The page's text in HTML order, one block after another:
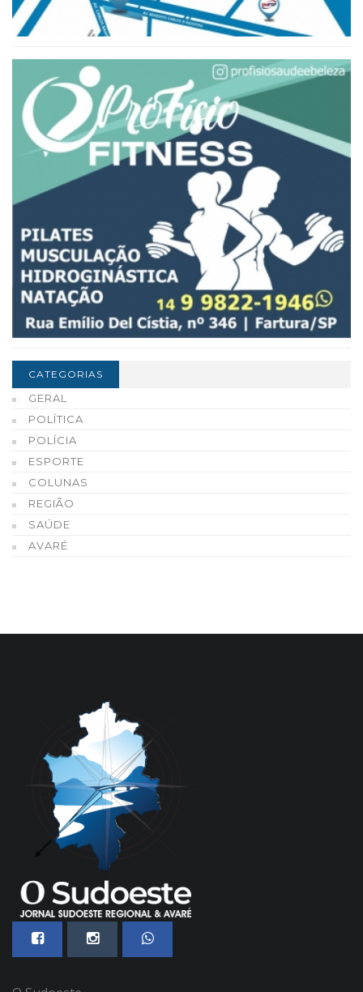
CATEGORIAS
GERAL
POLÍTICA
POLÍCIA
ESPORTE
COLUNAS
REGIÃO
SAÚDE
AVARÉ